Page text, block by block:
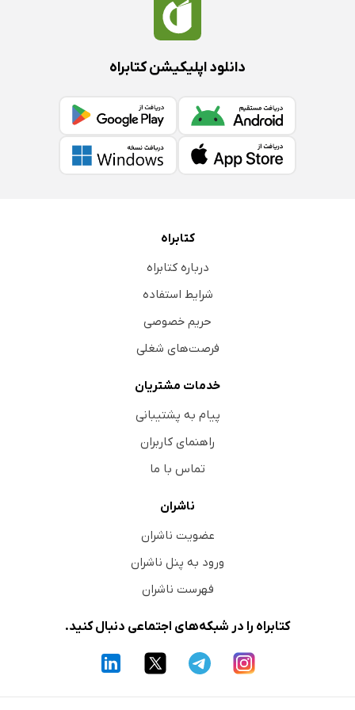
دانلود اپلیکیشن کتابراه
کتابراه
درباره کتابراه
شرایط استفاده
حریم خصوصی
فرصت‌های شغلی
خدمات مشتریان
پیام به پشتیبانی
راهنمای کاربران
تماس با ما
ناشران
عضویت ناشران
ورود به پنل ناشران
فهرست ناشران
کتابراه را در شبکه‌های اجتماعی دنبال کنید.